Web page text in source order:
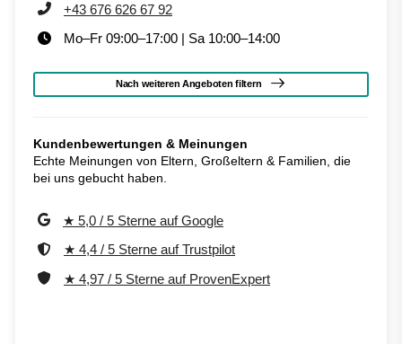
+43 676 626 67 92
Mo–Fr 09:00–17:00 | Sa 10:00–14:00
Nach weiteren Angeboten filtern
Kundenbewertungen & Meinungen
Echte Meinungen von Eltern, Großeltern & Familien, die
bei uns gebucht haben.
★ 5,0 / 5 Sterne auf Google
★ 4,4 / 5 Sterne auf Trustpilot
★ 4,97 / 5 Sterne auf ProvenExpert